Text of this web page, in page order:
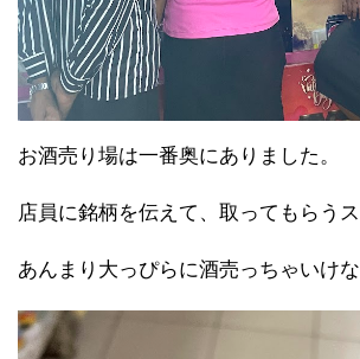
お酒売り場は一番奥にありました。
店員に銘柄を伝えて、取ってもらうス
あんまり大っぴらに酒売っちゃいけ